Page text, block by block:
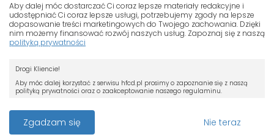
© HFCD - HF Centrum Dystrybucyjne- Wszelkie prawa
zapisywane na Twoim dysku zmień
ustawienia swojej przeglądarki.
Przeczytaj więcej o cookies
Aby dalej móc dostarczać Ci coraz lepsze materiały redakcyjne i
udostępniać Ci coraz lepsze usługi, potrzebujemy zgody na lepsze
dopasowanie treści marketingowych do Twojego zachowania. Dzięki
nim możemy finansować rozwój naszych usług. Zapoznaj się z naszą
polityką prywatności
Drogi Kliencie!
Aby móc dalej korzystać z serwisu hfcd.pl prosimy o zapoznanie się z naszą
polityką prywatności oraz o zaakceptowanie naszego regulaminu.
Z dniem 25 maja 2018 r. rozpoczyna obowiązywanie Rozporządzenie
Parlamentu Europejskiego i Rady (UE) 2016/679 z dnia 27 kwietnia 2016 r. w
sprawie ochrony osób fizycznych w związku z przetwarzaniem danych
Zgadzam się Nie teraz